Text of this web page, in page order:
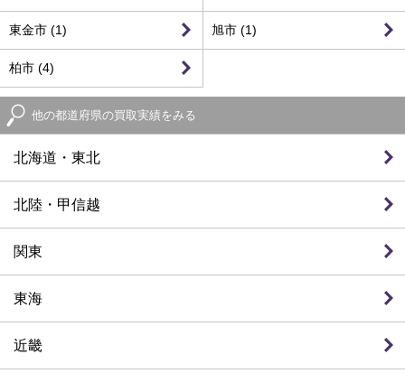
東金市 (1) 旭市 (1)
柏市 (4)
他の都道府県の買取実績をみる
北海道・東北
北陸・甲信越
関東
東海
近畿